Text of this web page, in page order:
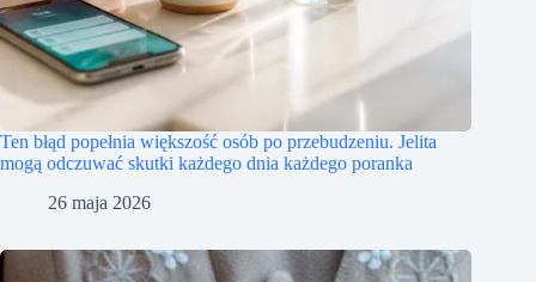
Ten błąd popełnia większość osób po przebudzeniu. Jelita
mogą odczuwać skutki każdego dnia każdego poranka
26 maja 2026